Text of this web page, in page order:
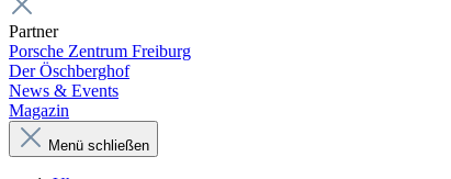
Partner
Porsche Zentrum Freiburg
Der Öschberghof
News & Events
Magazin
Menü schließen